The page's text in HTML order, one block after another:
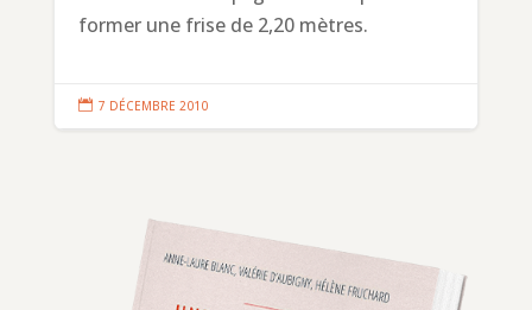
former une frise de 2,20 mètres.
 7 DÉCEMBRE 2010